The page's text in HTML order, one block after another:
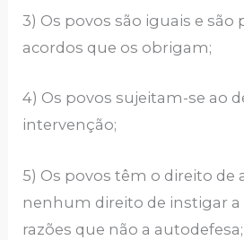
3) Os povos são iguais e são
acordos que os obrigam;
4) Os povos sujeitam-se ao
intervenção;
5) Os povos têm o direito de
nenhum direito de instigar
razões que não a autodefesa;